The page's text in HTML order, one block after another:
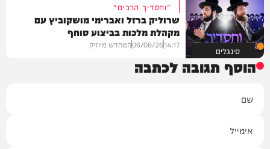
סינגלים
"וחסדיך הרבים"
שרוליק ברזל ואברימי מושקוביץ עם
מקהלת מלכות בביצוע סוחף
14:17
06/08/26המחדש מיוזיק
הוסף תגובה לכתבה